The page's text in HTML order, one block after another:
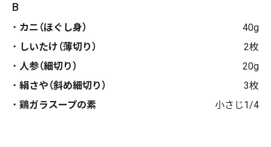
B
カニ（ほぐし身）
40g
しいたけ（薄切り）
2枚
人参（細切り）
20g
絹さや（斜め細切り）
3枚
鶏ガラスープの素
小さじ1/4